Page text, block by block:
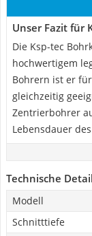
Unser Fazit für
Die Ksp-tec
hochwertigem
Bohrern ist er
gleichzeitig
Zentrierbohrer
Lebensdauer
Technische
Modell
Schnitttiefe